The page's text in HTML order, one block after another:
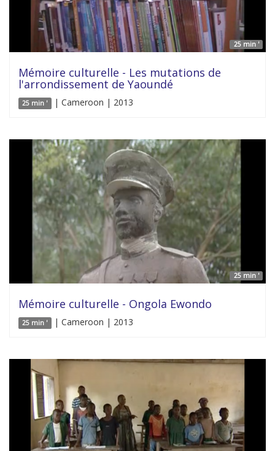
25 min '
Mémoire culturelle - Les mutations de
l'arrondissement de Yaoundé
25 min ' | Cameroon | 2013
25 min '
Mémoire culturelle - Ongola Ewondo
25 min ' | Cameroon | 2013